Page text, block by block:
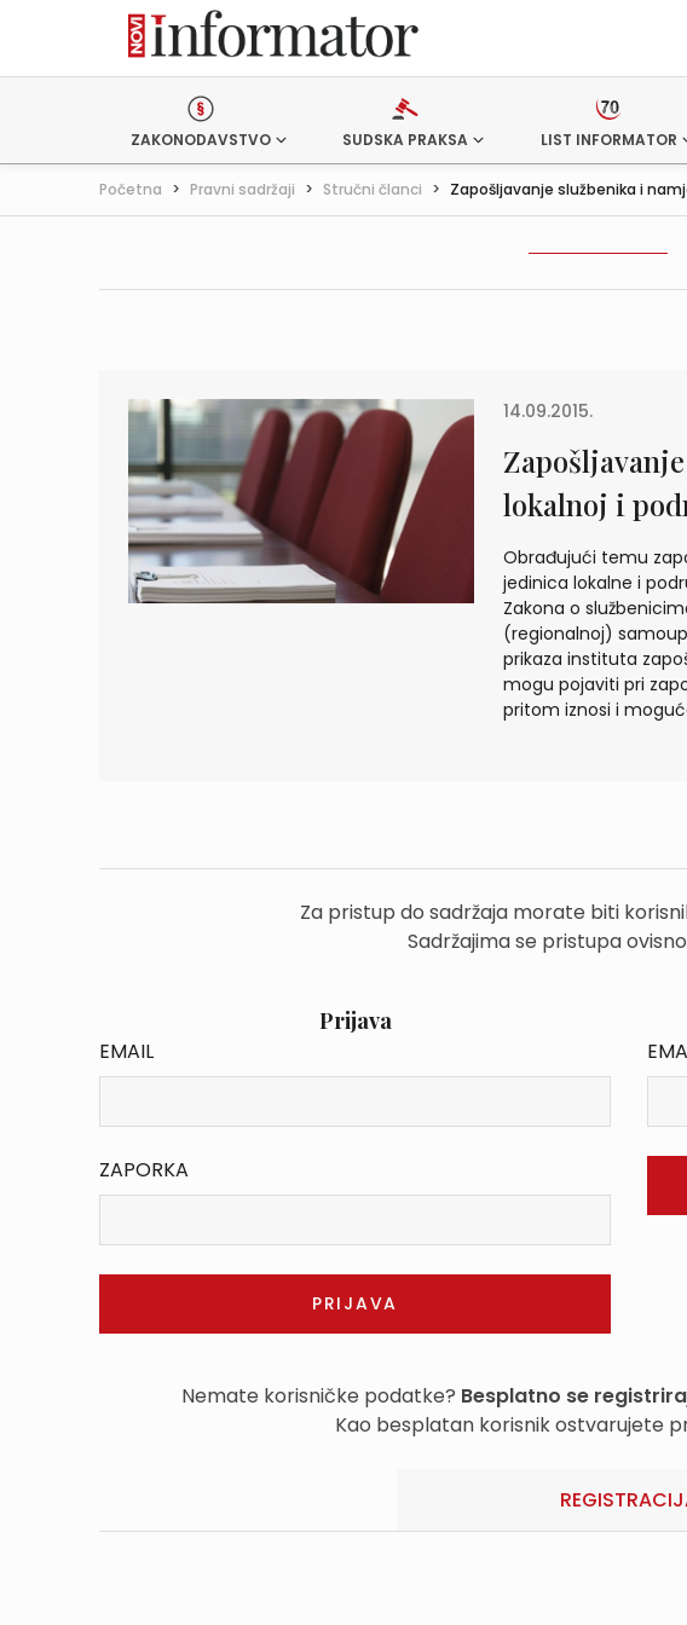
ZAKONODAVSTVO SUDSKA PRAKSA LIST INFORMATOR
Početna > Pravni sadržaji > Stručni članci > Zapošljavanje službenika i
14.09.2015.
lokalnoj i
Obrađujući temu
jedinica lokalne i
Zakona o
(regionalnoj)
prikaza instituta
mogu pojaviti pri
pritom iznosi i
Za pristup do sadržaja morate biti
Sadržajima se pristupa
Prijava
EMAIL
ZAPORKA
Nemate korisničke podatke? Besplatno se
Kao besplatan korisnik ostvarujete